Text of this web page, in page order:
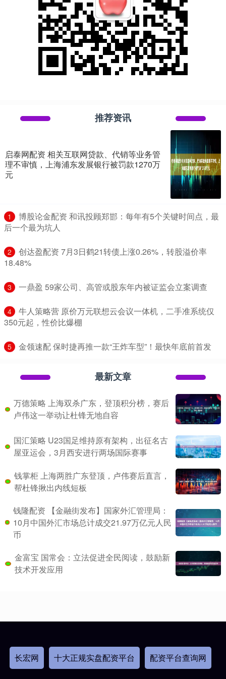
推荐资讯
启泰网配资 相关互联网贷款、代销等业务管
理不审慎，上海浦东发展银行被罚款1270万
元
1
​博股论金配资 和讯投顾郑邯：每年有5个关键时间点，最
后一个最为坑人
2
​创达盈配资 7月3日鹤21转债上涨0.26%，转股溢价率
18.48%
3 ​一鼎盈 59家公司、高管或股东年内被证监会立案调查
4
​牛人策略营 原价万元联想云会议一体机，二手准系统仅
350元起，性价比爆棚
5 ​金领速配 保时捷再推一款“王炸车型”！最快年底前首发
最新文章
万德策略 上海双杀广东，登顶积分榜，赛后
卢伟这一举动让杜锋无地自容
国汇策略 U23国足维持原有架构，出征名古
屋亚运会，3月西安进行两场国际赛事
钱掌柜 上海两胜广东登顶，卢伟赛后直言，
帮杜锋揪出内线短板
钱隆配资 【金融街发布】国家外汇管理局：
10月中国外汇市场总计成交21.97万亿元人民
币
金富宝 国常会：立法促进全民阅读，鼓励新
技术开发应用
长宏网 十大正规实盘配资平台 配资平台查询网